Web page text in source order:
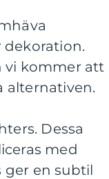
dekoration.
vi kommer att
alternativen.
Dessa
med
ger en subtil